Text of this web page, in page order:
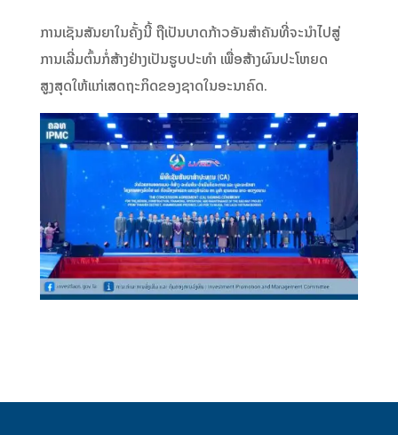
ການເຊັນສັນຍາໃນຄັ້ງນີ້ ຖືເປັນບາດກ້າວອັນສຳຄັນທີ່ຈະນຳໄປສູ່
ການເລີ່ມຕົ້ນກໍ່ສ້າງຢ່າງເປັນຮູບປະທຳ ເພື່ອສ້າງຜົນປະໂຫຍດ
ສູງສຸດໃຫ້ແກ່ເສດຖະກິດຂອງຊາດໃນອະນາຄົດ.